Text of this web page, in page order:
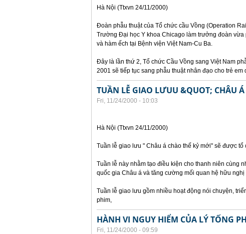
Hà Nội (Ttxvn 24/11/2000)
Đoàn phẫu thuật của Tổ chức cầu Vồng (Operation
Trường Đại học Y khoa Chicago làm trưởng đoàn vừa
và hàm ếch tại Bệnh viện Việt Nam-Cu Ba.
Đây là lần thứ 2, Tổ chức Cầu Vồng sang Việt Nam
2001 sẽ tiếp tục sang phẫu thuật nhân đạo cho trẻ em
TUẦN LỄ GIAO LƯUU &QUOT; CHÂU
Fri, 11/24/2000 - 10:03
Hà Nội (Ttxvn 24/11/2000)
Tuần lễ giao lưu " Châu á chào thế kỷ mới" sẽ được
Tuần lễ này nhằm tạo điều kiện cho thanh niên cùng
quốc gia Châu á và tăng cường mối quan hệ hữu
Tuần lễ giao lưu gồm nhiều hoạt động nói chuyện,
phim,
HÀNH VI NGUY HIỂM CỦA LÝ TỐNG
Fri, 11/24/2000 - 09:59